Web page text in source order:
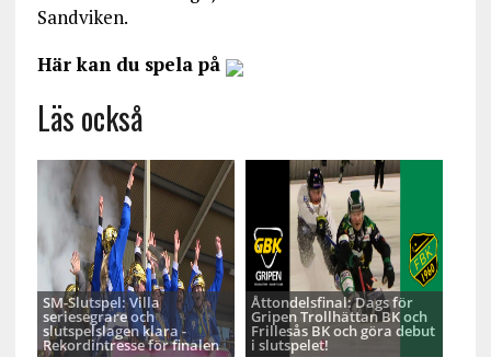
Sandviken.
Här kan du spela på
Läs också
SM-Slutspel: Villa
seriesegrare och
slutspelslagen klara -
Rekordintresse för finalen
Åttondelsfinal: Dags för
Gripen Trollhättan BK och
Frillesås BK och göra debut
i slutspelet!